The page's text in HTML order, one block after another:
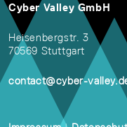
Cyber Valley GmbH
Heisenbergstr. 3
70569 Stuttgart
contact@cyber-